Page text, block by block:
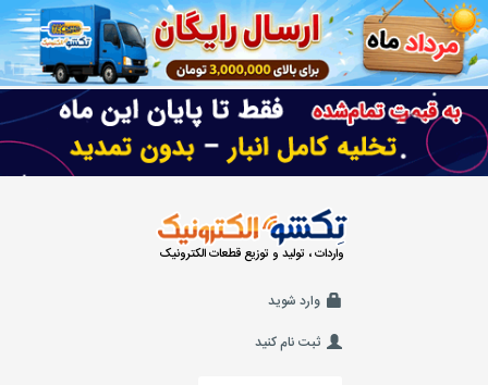
واردات ، تولید و توزیع قطعات الکترونیک
وارد شوید
ثبت نام کنید